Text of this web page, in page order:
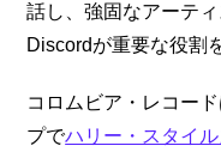
話し、強固なアーテ
Discordが重要な役割
コロムビア・レコー
プでハリー・スタイ